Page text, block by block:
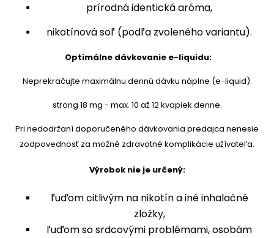
prírodná identická aróma,
nikotínová soľ (podľa zvoleného variantu).
Optimálne dávkovanie e-liquidu:
Neprekračujte maximálnu dennú dávku náplne (e-liquid).
strong 18 mg - max. 10 až 12 kvapiek denne.
Pri nedodržaní doporučeného dávkovania predajca nenesie
zodpovednosť za možné zdravotné komplikácie užívateľa.
Výrobok nie je určený:
ľuďom citlivým na nikotín a iné inhalačné
zložky,
ľuďom so srdcovými problémami, osobám